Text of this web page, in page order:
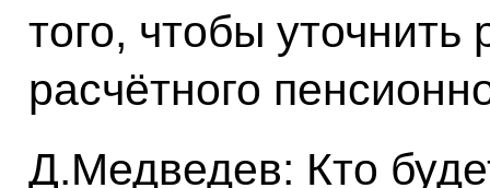
того, чтобы
расчётного
Д.Медведев: Кто